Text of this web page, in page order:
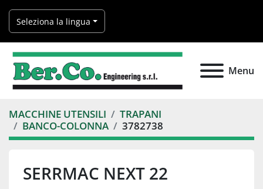
Seleziona la lingua
Menu
MACCHINE UTENSILI
TRAPANI
BANCO-COLONNA
3782738
SERRMAC NEXT 22